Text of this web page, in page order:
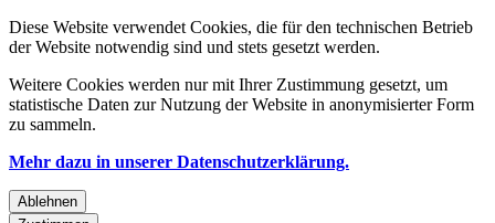
Diese Website verwendet Cookies, die für den technischen Betrieb
der Website notwendig sind und stets gesetzt werden.
Weitere Cookies werden nur mit Ihrer Zustimmung gesetzt, um
statistische Daten zur Nutzung der Website in anonymisierter Form
zu sammeln.
Mehr dazu in unserer Datenschutzerklärung.
Ablehnen